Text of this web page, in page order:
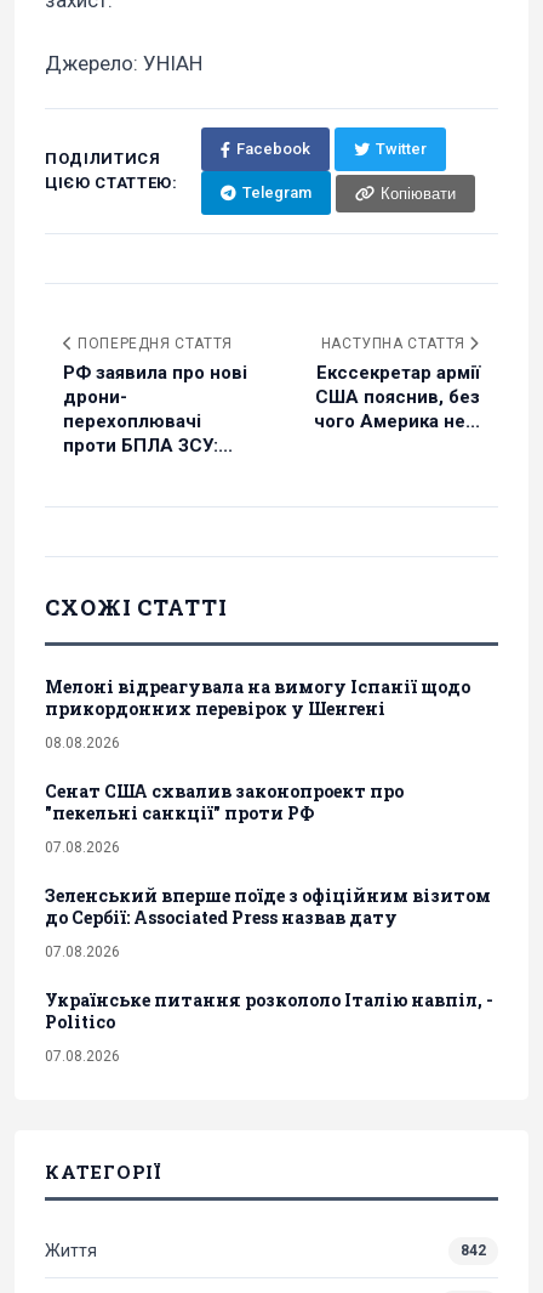
Джерело: УНІАН
ПОДІЛИТИСЯ
ЦІЄЮ СТАТТЕЮ:
Facebook Twitter
Telegram Копіювати
ПОПЕРЕДНЯ СТАТТЯ
РФ заявила про нові
дрони-
перехоплювачі
проти БПЛА ЗСУ:...
НАСТУПНА СТАТТЯ
Екссекретар армії
США пояснив, без
чого Америка не...
СХОЖІ СТАТТІ
Мелоні відреагувала на вимогу Іспанії щодо
прикордонних перевірок у Шенгені
08.08.2026
Сенат США схвалив законопроект про
"пекельні санкції" проти РФ
07.08.2026
Зеленський вперше поїде з офіційним візитом
до Сербії: Associated Press назвав дату
07.08.2026
Українське питання розкололо Італію навпіл, -
Politico
07.08.2026
КАТЕГОРІЇ
Життя 842